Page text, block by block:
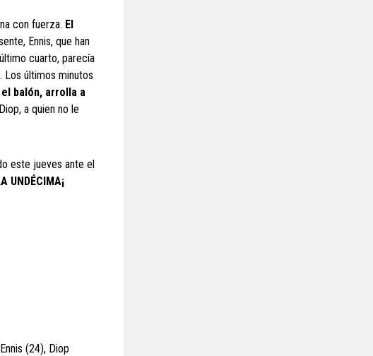
con fuerza. El
Ennis, que han
cuarto, parecía
. Los últimos minutos
balón, arrolla a
a quien no le
este jueves ante el
UNDÉCIMA¡
(24), Diop